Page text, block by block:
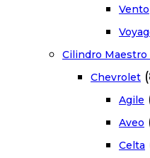
Vento
Cilindro Maestro
Chevrolet
Agile
Aveo
Celta